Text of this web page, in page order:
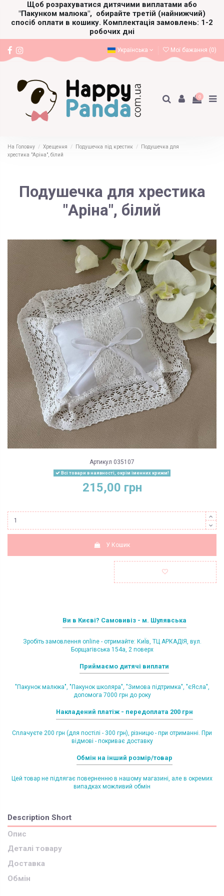
Щоб розрахуватися дитячими виплатами або
"Пакунком малюка", обирайте третій (найнижчий)
спосіб оплати в кошику. Комплектація замовлень: 1-2
робочих дні
Українська Мої бажання (0)
0
На Головну Хрещення Подушечка під крестик
Подушечка для
хрестика "Аріна", білий
Подушечка для хрестика
"Аріна", білий
Артикул 035107
Всі товари в наявності, окрім іменних крижм!
215,00 грн
У Кошик
Ви в Києві? Самовивіз - м. Шулявська
Зробіть замовлення online - отримайте: КиЇв, ТЦ АРКАДІЯ, вул.
Борщагівська 154а, 2 поверх
Приймаємо дитячі виплати
"Пакунок малюка", "Пакунок школяра", "Зимова підтримка", "єЯсла",
допомога 7000 грн до року
Накладений платіж - передоплата 200 грн
Сплачуєте 200 грн (для постілі - 300 грн), різницю - при отриманні. При
відмові - покриває доставку
Обмін на інший розмір/товар
Цей товар не підлягає поверненню в нашому магазині, але в окремих
випадках можливий обмін
Description Short
Опис
Деталі товару
Доставка
Обмін